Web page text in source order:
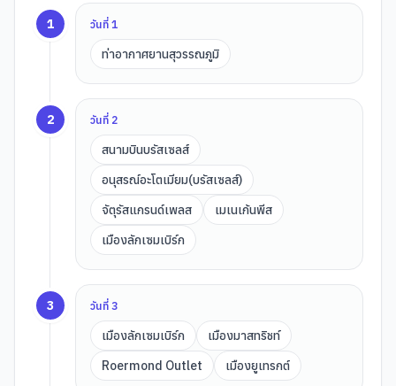
1 วันที่1
ท่าอากาศยานสุวรรณภูมิ
2 วันที่ 2
สนามบินบรัสเซลส์
อนุสรณ์อะโตเมียม(บรัสเซลส์)
จัตุรัสแกรนด์เพลส
เมเนเก้นพีส
เมืองลักเซมเบิร์ก
3 วันที่3
เมืองลักเซมเบิร์ก
เมืองมาสทริชท์
Roermond Outlet
เมืองยูเทรกต์